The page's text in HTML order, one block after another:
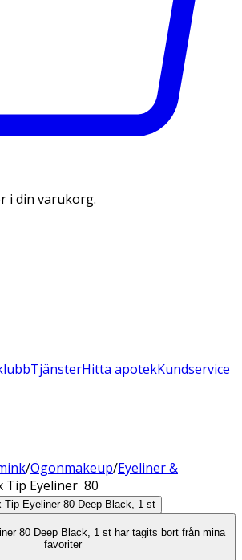
i din varukorg.
TjänsterHitta apotekKundservice
/Ögonmakeup/Eyeliner &
Tip Eyeliner 80
80 Deep Black, 1 st har tagits bort från mina
favoriter